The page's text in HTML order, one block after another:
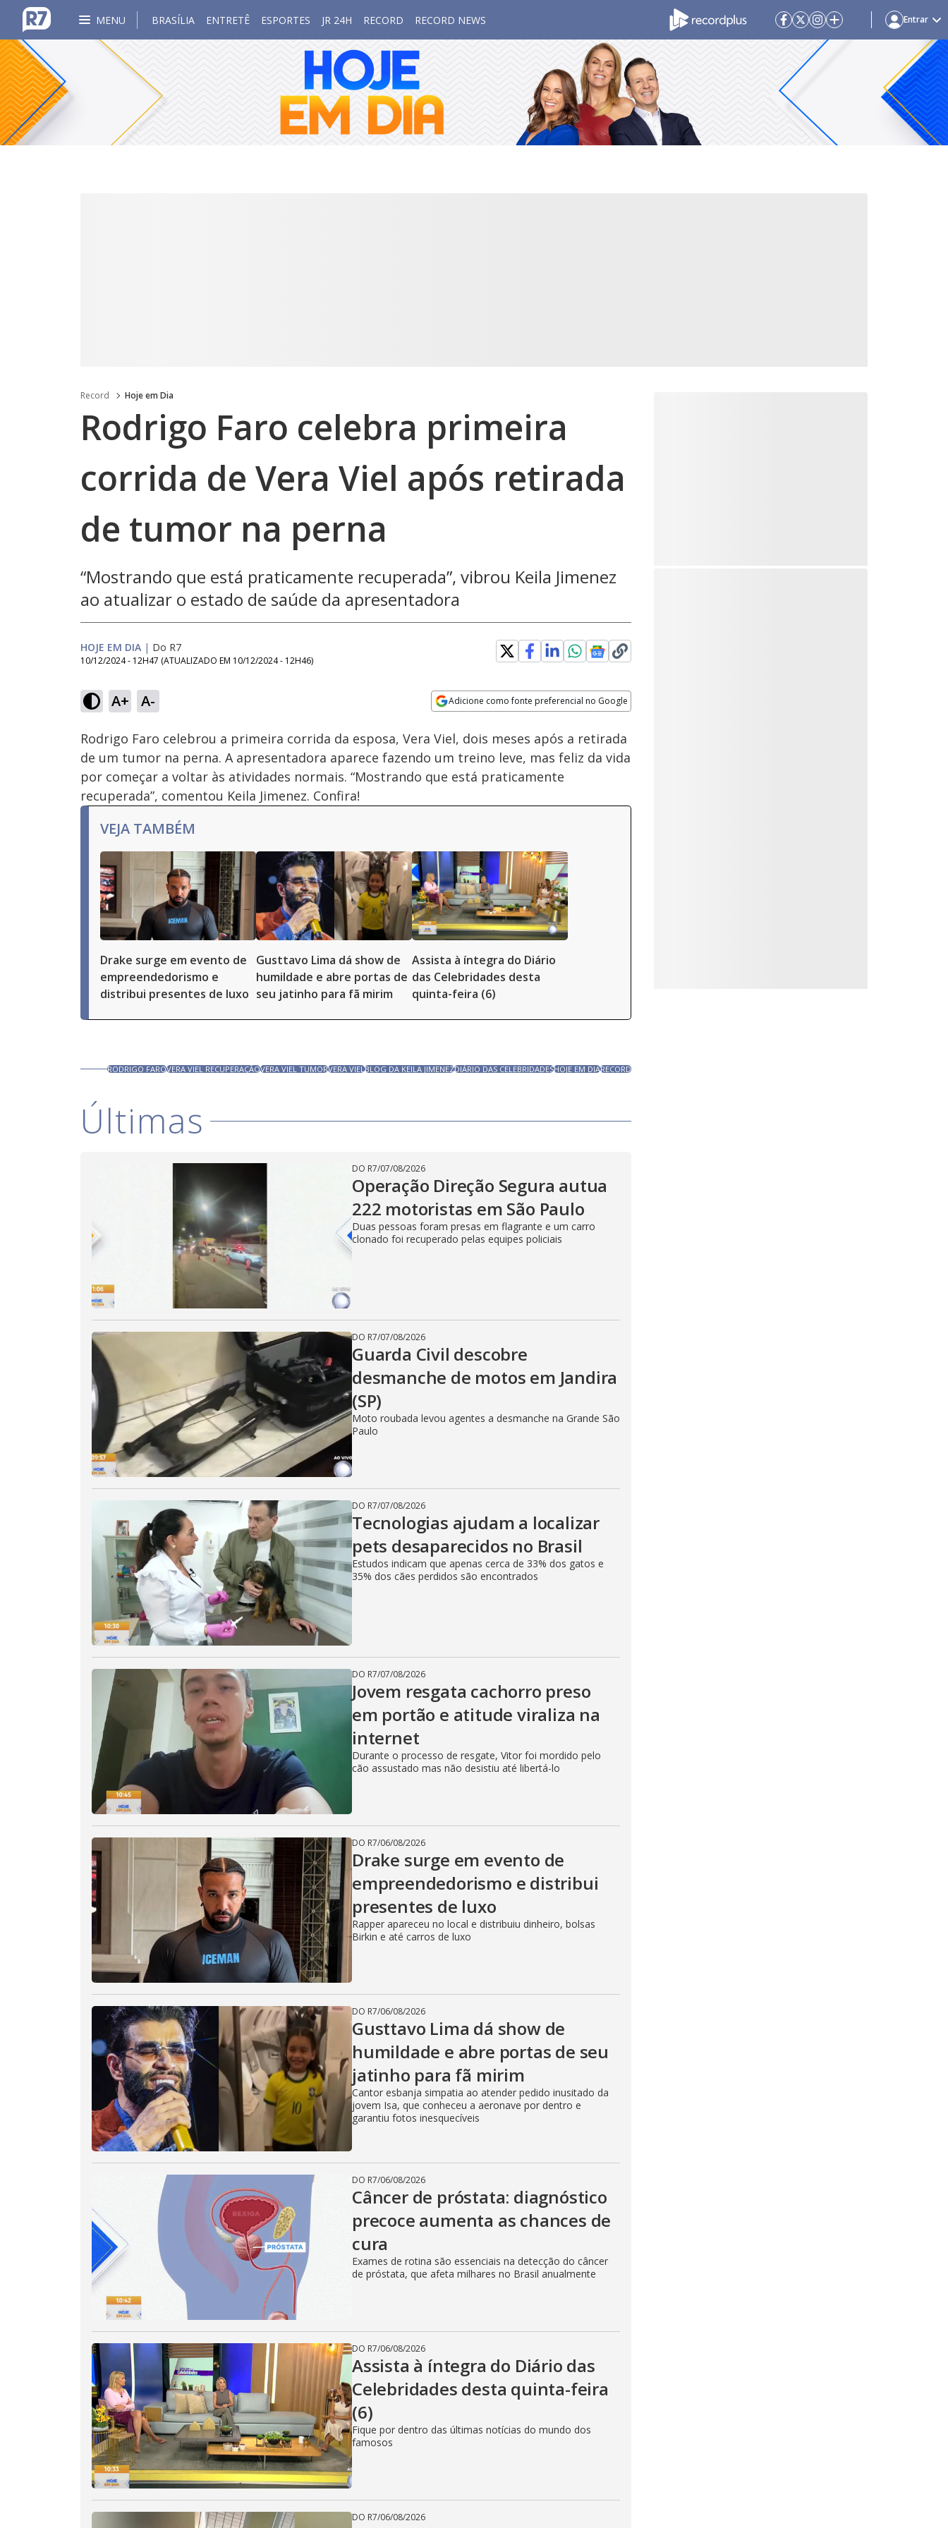
MENU BRASÍLIA ENTRETÊ ESPORTES JR 24H RECORD RECORD NEWS Entrar
Record Hoje em Dia
Rodrigo Faro celebra primeira
corrida de Vera Viel após retirada
de tumor na perna
“Mostrando que está praticamente recuperada”, vibrou Keila Jimenez
ao atualizar o estado de saúde da apresentadora
HOJE EM DIA | Do R7
10/12/2024 - 12H47 (ATUALIZADO EM 10/12/2024 - 12H46)
A+ A- Adicione como fonte preferencial no Google
Ativar
Som
Velocidade
Rodrigo Faro celebrou a primeira corrida da esposa, Vera Viel, dois meses após a retirada
de um tumor na perna. A apresentadora aparece fazendo um treino leve, mas feliz da vida
por começar a voltar às atividades normais. “Mostrando que está praticamente
recuperada”, comentou Keila Jimenez. Confira!
VEJA TAMBÉM
Drake surge em evento de
empreendedorismo e
distribui presentes de luxo
Gusttavo Lima dá show de
humildade e abre portas de
seu jatinho para fã mirim
Assista à íntegra do Diário
das Celebridades desta
quinta-feira (6)
RODRIGO FAROVERA VIEL RECUPERAÇÃOVERA VIEL TUMORVERA VIELBLOG DA KEILA JIMENEZDIÁRIO DAS CELEBRIDADESHOJE EM DIARECORD
Últimas
DO R7/07/08/2026
Operação Direção Segura autua
222 motoristas em São Paulo
Duas pessoas foram presas em flagrante e um carro
clonado foi recuperado pelas equipes policiais
DO R7/07/08/2026
Guarda Civil descobre
desmanche de motos em Jandira
(SP)
Moto roubada levou agentes a desmanche na Grande São
Paulo
DO R7/07/08/2026
Tecnologias ajudam a localizar
pets desaparecidos no Brasil
Estudos indicam que apenas cerca de 33% dos gatos e
35% dos cães perdidos são encontrados
DO R7/07/08/2026
Jovem resgata cachorro preso
em portão e atitude viraliza na
internet
Durante o processo de resgate, Vitor foi mordido pelo
cão assustado mas não desistiu até libertá-lo
DO R7/06/08/2026
Drake surge em evento de
empreendedorismo e distribui
presentes de luxo
Rapper apareceu no local e distribuiu dinheiro, bolsas
Birkin e até carros de luxo
DO R7/06/08/2026
Gusttavo Lima dá show de
humildade e abre portas de seu
jatinho para fã mirim
Cantor esbanja simpatia ao atender pedido inusitado da
jovem Isa, que conheceu a aeronave por dentro e
garantiu fotos inesquecíveis
DO R7/06/08/2026
Câncer de próstata: diagnóstico
precoce aumenta as chances de
cura
Exames de rotina são essenciais na detecção do câncer
de próstata, que afeta milhares no Brasil anualmente
DO R7/06/08/2026
Assista à íntegra do Diário das
Celebridades desta quinta-feira
(6)
Fique por dentro das últimas notícias do mundo dos
famosos
DO R7/06/08/2026